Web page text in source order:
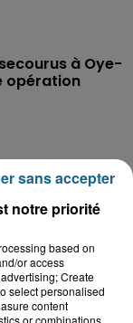
à Oye-
opération
notre priorité
based on
or access
Create
select personalised
content
or combinations
sans accepter